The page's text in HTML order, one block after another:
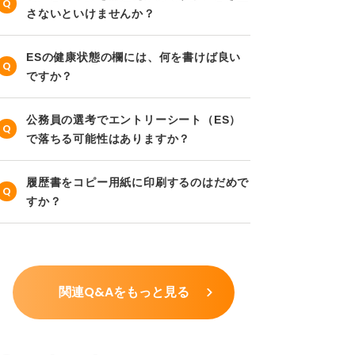
さないといけませんか？
ESの健康状態の欄には、何を書けば良い
ですか？
公務員の選考でエントリーシート（ES）
で落ちる可能性はありますか？
履歴書をコピー用紙に印刷するのはだめで
すか？
関連Q&Aをもっと見る